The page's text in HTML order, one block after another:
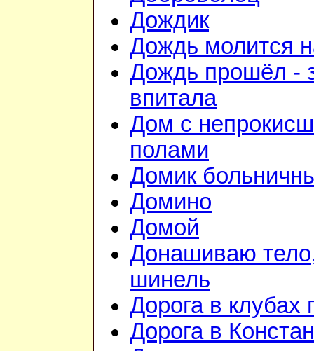
Дождик
Дождь молится
Дождь прошёл -
впитала
Дом с
полами
Домик
Домино
Домой
Донашиваю
шинель
Дорога в клубах
Дорога в